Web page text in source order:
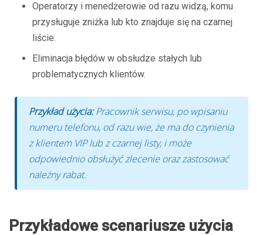
Operatorzy i menedżerowie od razu widzą, komu
przysługuje zniżka lub kto znajduje się na czarnej
liście.
Eliminacja błędów w obsłudze stałych lub
problematycznych klientów.
Przykład użycia:Pracownik serwisu, po wpisaniu
numeru telefonu, od razu wie, że ma do czynienia
z klientem VIP lub z czarnej listy, i może
odpowiednio obsłużyć zlecenie oraz zastosować
należny rabat.
Przykładowe scenariusze użycia